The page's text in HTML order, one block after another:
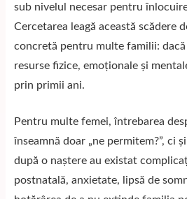
sub nivelul necesar pentru
Cercetarea leagă această scădere
concretă pentru multe familii:
resurse fizice, emoționale și
prin primii ani.
Pentru multe femei, întrebarea
înseamnă doar „ne permitem?”, ci
după o naștere au existat
postnatală, anxietate, lipsă de